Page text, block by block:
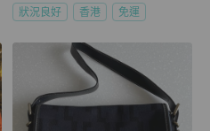
狀況良好 香港 免運